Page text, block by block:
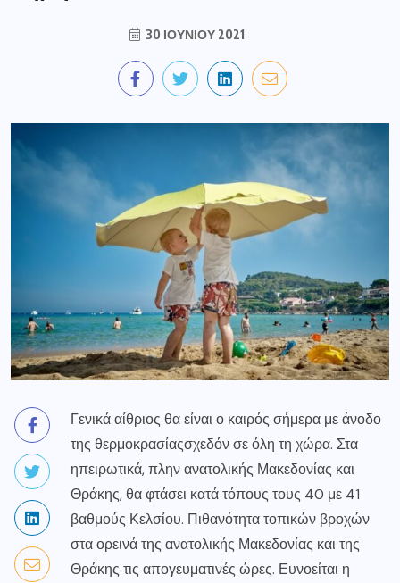
30 ΙΟΥΝΊΟΥ 2021
Γενικά αίθριος θα είναι ο καιρός σήμερα με άνοδο
της θερμοκρασίαςσχεδόν σε όλη τη χώρα. Στα
ηπειρωτικά, πλην ανατολικής Μακεδονίας και
Θράκης, θα φτάσει κατά τόπους τους 40 με 41
βαθμούς Κελσίου. Πιθανότητα τοπικών βροχών
στα ορεινά της ανατολικής Μακεδονίας και της
Θράκης τις απογευματινές ώρες. Ευνοείται η